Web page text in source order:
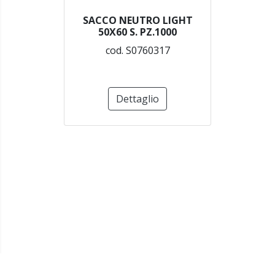
SACCO NEUTRO LIGHT
50X60 S. PZ.1000
cod. S0760317
Dettaglio